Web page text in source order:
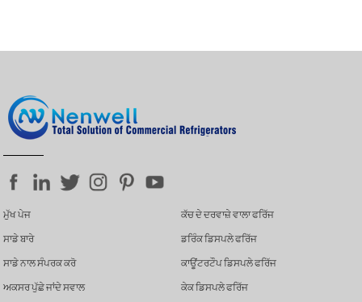
ਮੁੱਖ ਪੇਜ
ਸਾਡੇ ਬਾਰੇ
ਸਾਡੇ ਨਾਲ ਸੰਪਰਕ ਕਰੋ
ਅਕਸਰ ਪੁੱਛੇ ਜਾਂਦੇ ਸਵਾਲ
ਕੱਚ ਦੇ ਦਰਵਾਜ਼ੇ ਵਾਲਾ ਫਰਿੱਜ
ਡਰਿੰਕ ਡਿਸਪਲੇ ਫਰਿੱਜ
ਕਾਊਂਟਰਟੌਪ ਡਿਸਪਲੇ ਫਰਿੱਜ
ਕੇਕ ਡਿਸਪਲੇ ਫਰਿੱਜ